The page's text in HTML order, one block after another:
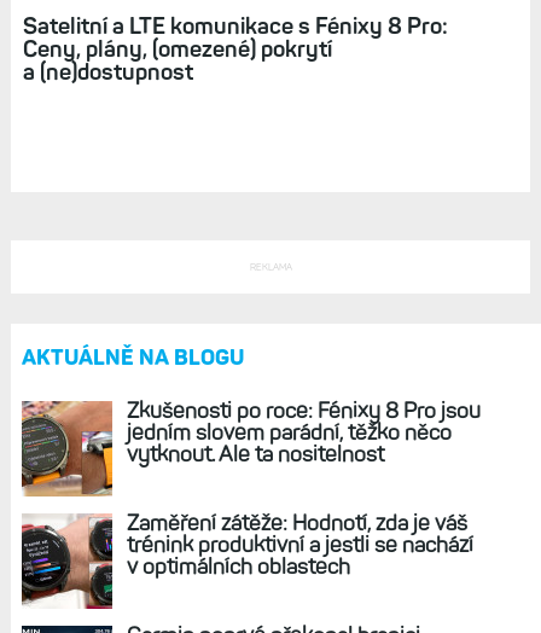
Ceny, plány, (omezené) pokrytí
a (ne)dostupnost